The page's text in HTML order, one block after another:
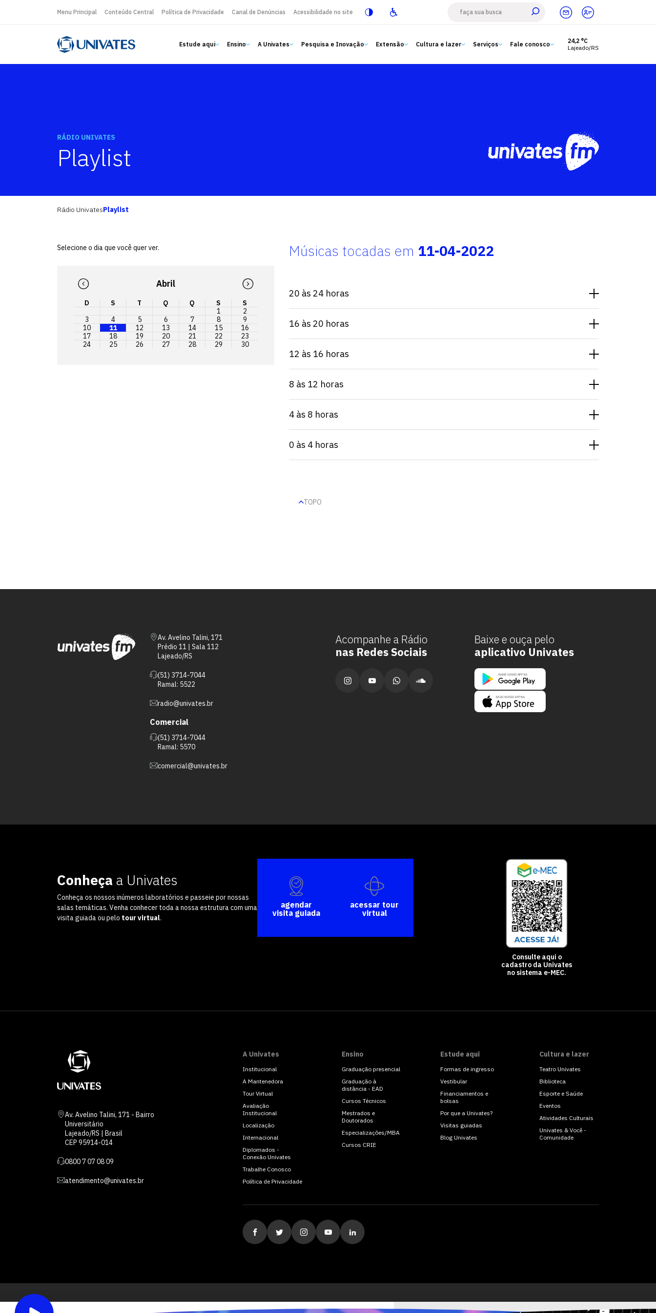
Menu Principal Conteúdo Central Política de Privacidade Canal de Denúncias Acessibilidade no site
Estude aqui Ensino A Univates Pesquisa e Inovação Extensão Cultura e lazer Serviços Fale conosco
24,2 °C
Lajeado/RS
Estude aqui
Extensão
RÁDIO UNIVATES
Playlist
Rádio UnivatesPlaylist
Selecione o dia que você quer ver.
Abril
D S T Q Q S
S
1
2
3
4 5 6 7 8
9
10
11 12 13 14 15
16
17
18 19 20 21 22
23
24
25 26 27 28 29 30
Músicas tocadas em 11-04-2022
20 às 24 horas
16 às 20 horas
12 às 16 horas
8 às 12 horas
4 às 8 horas
0 às 4 horas
TOPO
Av. Avelino Talini, 171
Prédio 11 | Sala 112
Lajeado/RS
(51) 3714-7044
Ramal: 5522
radio@univates.br
Comercial
(51) 3714-7044
Ramal: 5570
comercial@univates.br
Acompanhe a Rádio
nas Redes Sociais
Baixe e ouça pelo
aplicativo Univates
Conheça a Univates
Conheça os nossos inúmeros laboratórios e passeie por nossas
salas temáticas. Venha conhecer toda a nossa estrutura com uma
visita guiada ou pelo tour virtual.
agendar
visita guiada
acessar tour
virtual
Consulte aqui o
cadastro da Univates
no sistema e-MEC.
Av. Avelino Talini, 171 - Bairro
Universitário
Lajeado/RS | Brasil
CEP 95914-014
0800 7 07 08 09
atendimento@univates.br
A Univates
Institucional
A Mantenedora
Tour Virtual
Avaliação
Institucional
Localização
Internacional
Diplomados -
Conexão Univates
Trabalhe Conosco
Política de Privacidade
Ensino
Graduação presencial
Graduação à
distância - EAD
Cursos Técnicos
Mestrados e
Doutorados
Especializações/MBA
Cursos CRIE
Estude aqui
Formas de ingresso
Vestibular
Financiamentos e
bolsas
Por que a Univates?
Visitas guiadas
Blog Univates
Cultura e lazer
Teatro Univates
Biblioteca
Esporte e Saúde
Eventos
Atividades Culturais
Univates & Você -
Comunidade